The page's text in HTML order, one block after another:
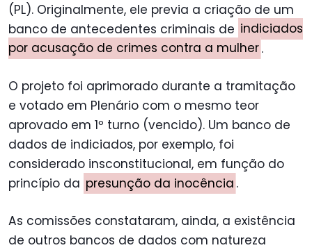
(PL). Originalmente, ele previa a criação de um
banco de antecedentes criminais de indiciados
por acusação de crimes contra a mulher.
O projeto foi aprimorado durante a tramitação
e votado em Plenário com o mesmo teor
aprovado em 1º turno (vencido). Um banco de
dados de indiciados, por exemplo, foi
considerado insconstitucional, em função do
princípio da presunção da inocência .
As comissões constataram, ainda, a existência
de outros bancos de dados com natureza